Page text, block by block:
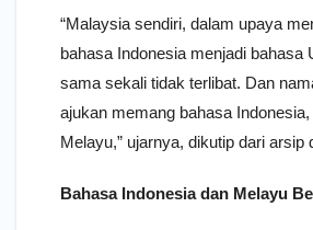
“Malaysia sendiri, dalam upaya
bahasa Indonesia menjadi bahasa
sama sekali tidak terlibat. Dan
ajukan memang bahasa
Melayu,” ujarnya, dikutip dari arsip
Bahasa Indonesia dan Melayu